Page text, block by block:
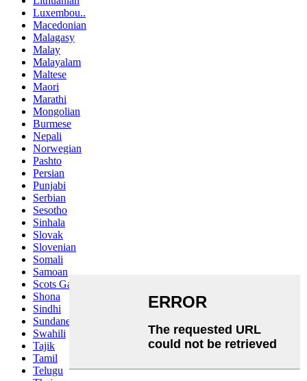
Luxembou..
Macedonian
Malagasy
Malay
Malayalam
Maltese
Maori
Marathi
Mongolian
Burmese
Nepali
Norwegian
Pashto
Persian
Punjabi
Serbian
Sesotho
Sinhala
Slovak
Slovenian
Somali
Samoan
Scots Gaelic
Shona
Sindhi
Sundanese
Swahili
Tajik
Tamil
Telugu